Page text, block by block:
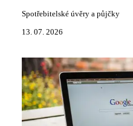
Spotřebitelské úvěry a půjčky
13. 07. 2026